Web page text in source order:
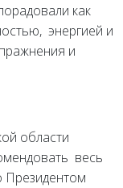
как
энергией и
и
области
весь
Президентом